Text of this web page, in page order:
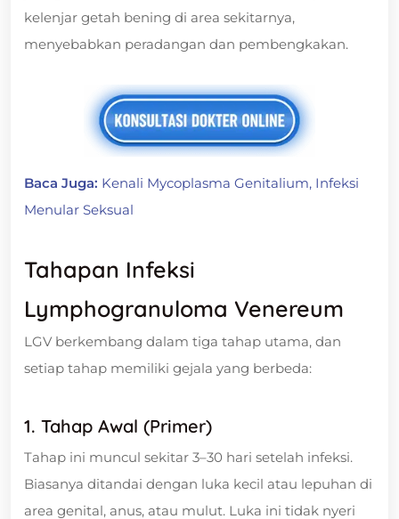
kelenjar getah bening di area sekitarnya,
menyebabkan peradangan dan pembengkakan.
Baca Juga: Kenali Mycoplasma Genitalium, Infeksi
Menular Seksual
Tahapan Infeksi
Lymphogranuloma Venereum
LGV berkembang dalam tiga tahap utama, dan
setiap tahap memiliki gejala yang berbeda:
1. Tahap Awal (Primer)
Tahap ini muncul sekitar 3–30 hari setelah infeksi.
Biasanya ditandai dengan luka kecil atau lepuhan di
area genital, anus, atau mulut. Luka ini tidak nyeri